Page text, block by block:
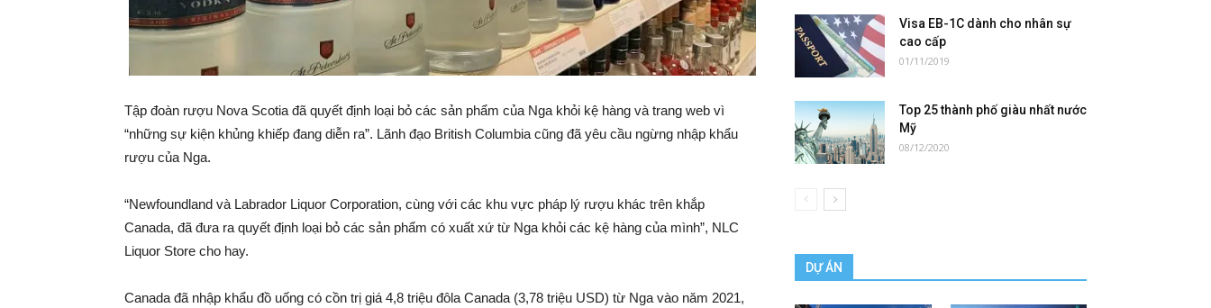
Tập đoàn rượu Nova Scotia đã quyết định loại bỏ các sản phẩm của Nga khỏi kệ hàng và trang web vì
“những sự kiện khủng khiếp đang diễn ra”. Lãnh đạo British Columbia cũng đã yêu cầu ngừng nhập khẩu
rượu của Nga.
“Newfoundland và Labrador Liquor Corporation, cùng với các khu vực pháp lý rượu khác trên khắp
Canada, đã đưa ra quyết định loại bỏ các sản phẩm có xuất xứ từ Nga khỏi các kệ hàng của mình”, NLC
Liquor Store cho hay.
Canada đã nhập khẩu đồ uống có cồn trị giá 4,8 triệu đôla Canada (3,78 triệu USD) từ Nga vào năm 2021,
Visa EB-1C dành cho nhân sự
cao cấp
01/11/2019
Top 25 thành phố giàu nhất nước
Mỹ
08/12/2020
DỰ ÁN